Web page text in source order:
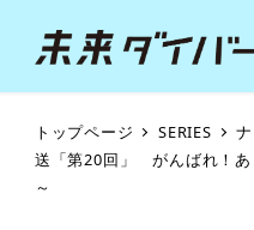
トップページ SERIES
送「第20回」 がんばれ！あ
～